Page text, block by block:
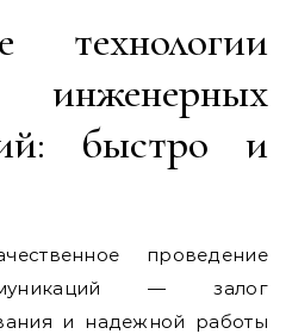
технологии
быстро и
проведение
— залог
и надежной работы